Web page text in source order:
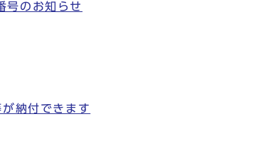
号のお知らせ
納付できます